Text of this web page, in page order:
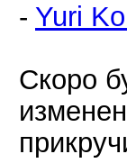
- Yuri
Скоро